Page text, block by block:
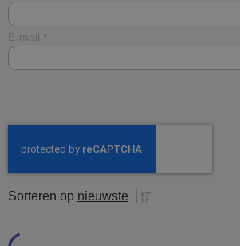
E-mail *
Sorteren op nieuwste